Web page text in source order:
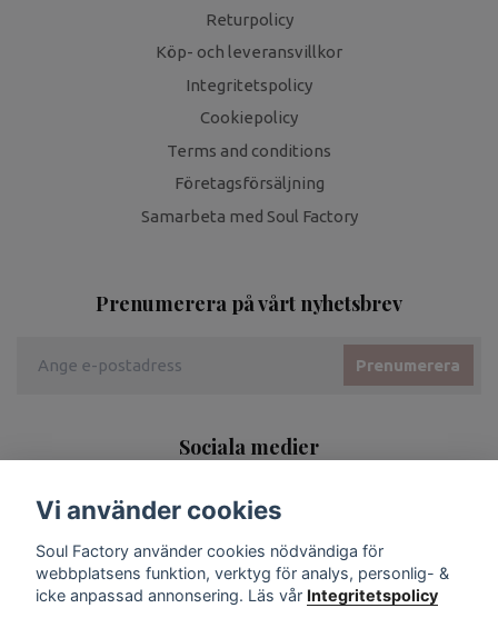
Returpolicy
Köp- och leveransvillkor
Integritetspolicy
Cookiepolicy
Terms and conditions
Företagsförsäljning
Samarbeta med Soul Factory
Prenumerera på vårt nyhetsbrev
Prenumerera
Sociala medier
Vi använder cookies
Soul Factory använder cookies nödvändiga för
webbplatsens funktion, verktyg för analys, personlig- &
icke anpassad annonsering. Läs vår Integritetspolicy